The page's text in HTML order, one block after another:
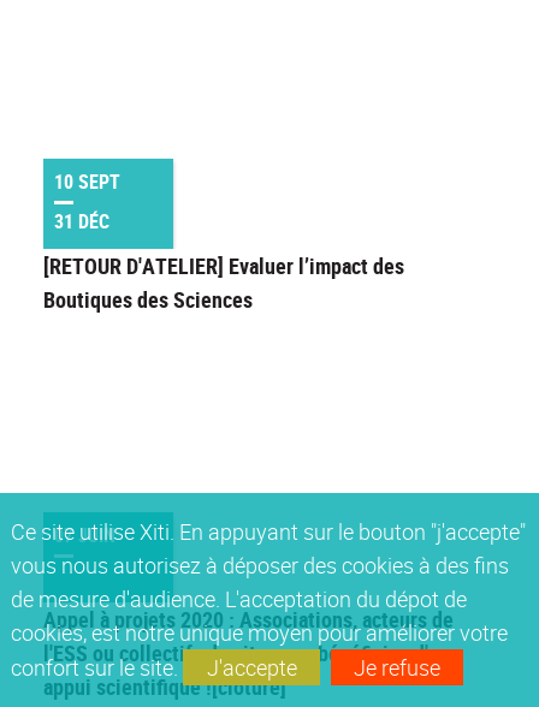
Ce site utilise Xiti. En appuyant sur le bouton "j'accepte"
vous nous autorisez à déposer des cookies à des fins
de mesure d'audience. L'acceptation du dépot de
cookies, est notre unique moyen pour améliorer votre
confort sur le site.
J'accepte Je refuse
10 SEPT
31 DÉC
[RETOUR D'ATELIER] Evaluer l’impact des
Boutiques des Sciences
07 JUIN
Appel à projets 2020 : Associations, acteurs de
l'ESS ou collectifs de citoyens, bénéficiez d'un
appui scientifique ![clôturé]